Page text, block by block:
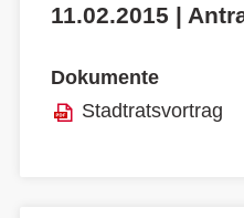
11.02.2015 |
Dokumente
Stadtratsvortrag